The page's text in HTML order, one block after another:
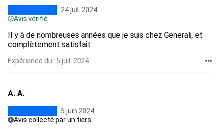
24 juil. 2024
Avis vérifié
Il y à de nombreuses années que je suis chez Generali, et
complètement satisfait
Expérience du : 5 juil. 2024
A. A.
5 juin 2024
Avis collecté par un tiers